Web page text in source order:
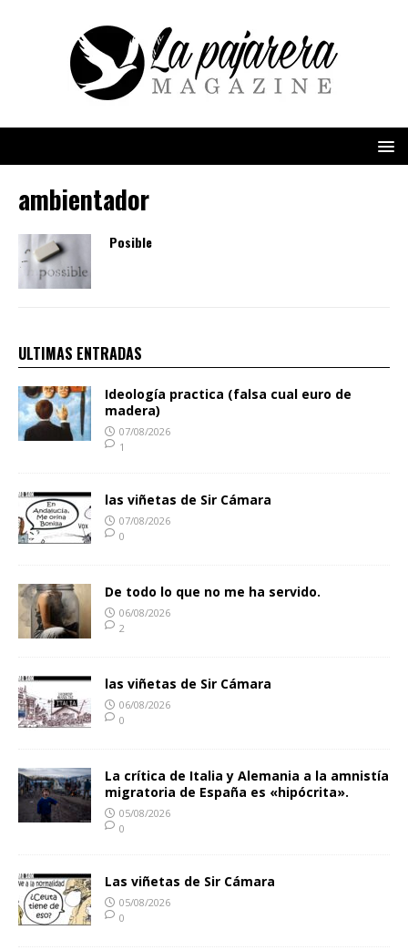
ambientador
Posible
ULTIMAS ENTRADAS
Ideología practica (falsa cual euro de
madera)
07/08/2026
1
las viñetas de Sir Cámara
07/08/2026
0
De todo lo que no me ha servido.
06/08/2026
2
las viñetas de Sir Cámara
06/08/2026
0
La crítica de Italia y Alemania a la amnistía
migratoria de España es «hipócrita».
05/08/2026
0
Las viñetas de Sir Cámara
05/08/2026
0